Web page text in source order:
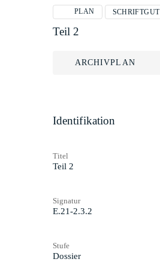
PLAN SCHRIFTGUT
Teil 2
ARCHIVPLAN
Identifikation
Titel
Teil 2
Signatur
E.21-2.3.2
Stufe
Dossier